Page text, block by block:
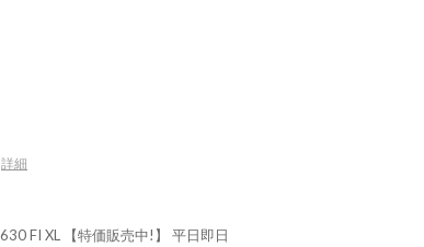
詳細
FI XL 【特価販売中!】 平日即日